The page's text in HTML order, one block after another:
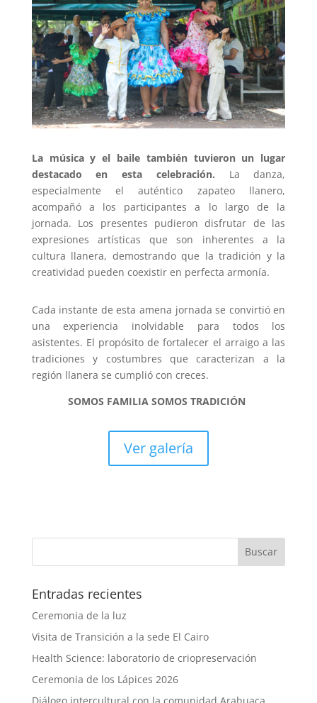
La música y el baile también tuvieron un lugar
destacado en esta celebración. La danza,
especialmente el auténtico zapateo llanero,
acompañó a los participantes a lo largo de la
jornada. Los presentes pudieron disfrutar de las
expresiones artísticas que son inherentes a la
cultura llanera, demostrando que la tradición y la
creatividad pueden coexistir en perfecta armonía.
Cada instante de esta amena jornada se convirtió en
una experiencia inolvidable para todos los
asistentes. El propósito de fortalecer el arraigo a las
tradiciones y costumbres que caracterizan a la
región llanera se cumplió con creces.
SOMOS FAMILIA SOMOS TRADICIÓN
Ver galería
Entradas recientes
Ceremonia de la luz
Visita de Transición a la sede El Cairo
Health Science: laboratorio de criopreservación
Ceremonia de los Lápices 2026
Diálogo intercultural con la comunidad Arahuaca